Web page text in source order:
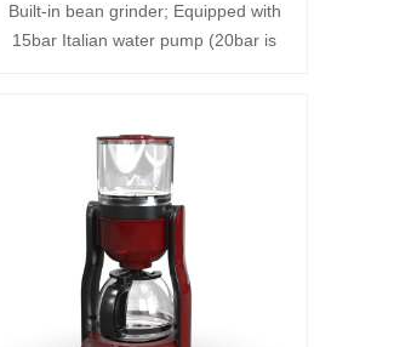
Built-in bean grinder; Equipped with
15bar Italian water pump (20bar is
disassembled; The coffee bean
container has a full capacity of about
80 grams to meet the needs of a
home or small office.